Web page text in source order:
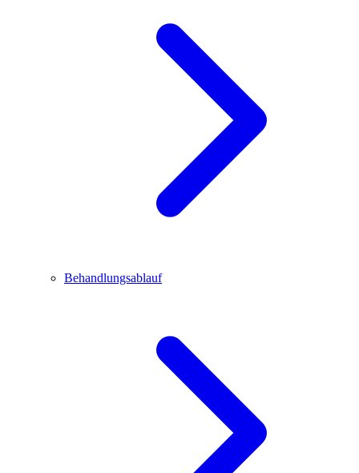
Behandlungsablauf